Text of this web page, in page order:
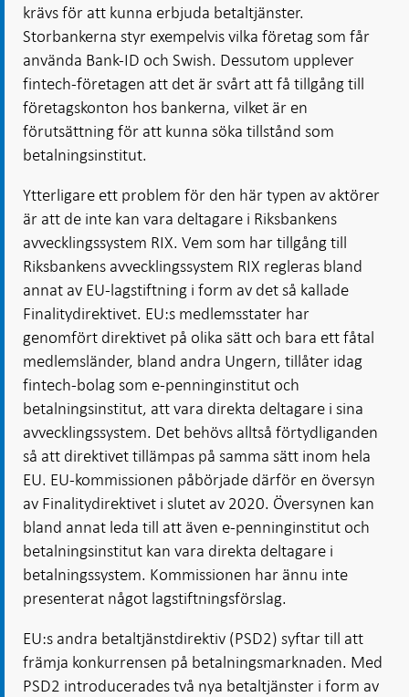
krävs för att kunna erbjuda betaltjänster.
Storbankerna styr exempelvis vilka företag som får
använda Bank-ID och Swish. Dessutom upplever
fintech-företagen att det är svårt att få tillgång till
företagskonton hos bankerna, vilket är en
förutsättning för att kunna söka tillstånd som
betalningsinstitut.
Ytterligare ett problem för den här typen av aktörer
är att de inte kan vara deltagare i Riksbankens
avvecklingssystem RIX. Vem som har tillgång till
Riksbankens avvecklingssystem RIX regleras bland
annat av EU-lagstiftning i form av det så kallade
Finalitydirektivet. EU:s medlemsstater har
genomfört direktivet på olika sätt och bara ett fåtal
medlemsländer, bland andra Ungern, tillåter idag
fintech-bolag som e-penninginstitut och
betalningsinstitut, att vara direkta deltagare i sina
avvecklingssystem. Det behövs alltså förtydliganden
så att direktivet tillämpas på samma sätt inom hela
EU. EU-kommissionen påbörjade därför en översyn
av Finalitydirektivet i slutet av 2020. Översynen kan
bland annat leda till att även e-penninginstitut och
betalningsinstitut kan vara direkta deltagare i
betalningssystem. Kommissionen har ännu inte
presenterat något lagstiftningsförslag.
EU:s andra betaltjänstdirektiv (PSD2) syftar till att
främja konkurrensen på betalningsmarknaden. Med
PSD2 introducerades två nya betaltjänster i form av